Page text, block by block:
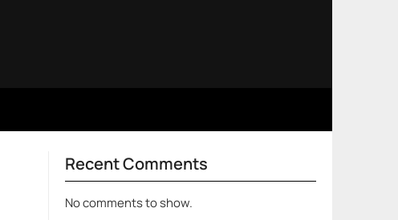
Recent Comments
No comments to show.